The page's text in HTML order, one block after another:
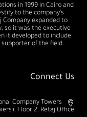
in 1999 in Cairo and
to the company’s
Company expanded to
so it was the executive
it developed to include
of the field.
Connect Us
Company Towers
Floor 2, Retaj Office